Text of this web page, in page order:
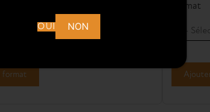
format
Format
OUI NON